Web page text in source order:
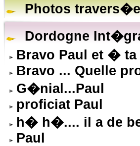
Photos
Dordogne
Bravo Paul et �
Bravo ... Quelle
G�nial...Paul
proficiat Paul
h� h�.... il a de
Paul